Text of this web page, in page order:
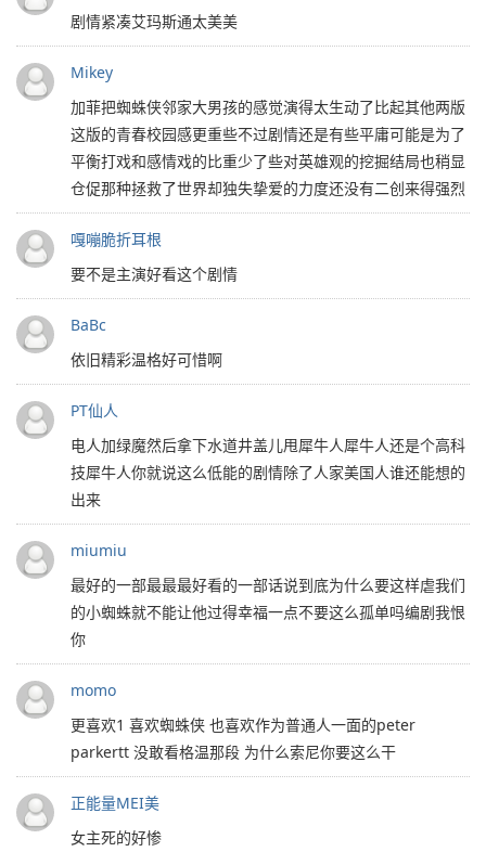
剧情紧凑艾玛斯通太美美
Mikey
加菲把蜘蛛侠邻家大男孩的感觉演得太生动了比起其他两版
这版的青春校园感更重些不过剧情还是有些平庸可能是为了
平衡打戏和感情戏的比重少了些对英雄观的挖掘结局也稍显
仓促那种拯救了世界却独失挚爱的力度还没有二创来得强烈
嘎嘣脆折耳根
要不是主演好看这个剧情
BaBc
依旧精彩温格好可惜啊
PT仙人
电人加绿魔然后拿下水道井盖儿甩犀牛人犀牛人还是个高科
技犀牛人你就说这么低能的剧情除了人家美国人谁还能想的
出来
miumiu
最好的一部最最最好看的一部话说到底为什么要这样虐我们
的小蜘蛛就不能让他过得幸福一点不要这么孤单吗编剧我恨
你
momo
更喜欢1 喜欢蜘蛛侠 也喜欢作为普通人一面的peter
parkertt 没敢看格温那段 为什么索尼你要这么干
正能量MEI美
女主死的好惨